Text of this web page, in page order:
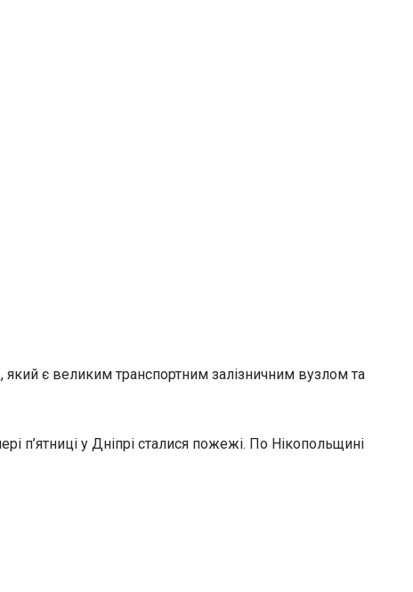
є великим транспортним залізничним вузлом та
п’ятниці у Дніпрі сталися пожежі. По Нікопольщині